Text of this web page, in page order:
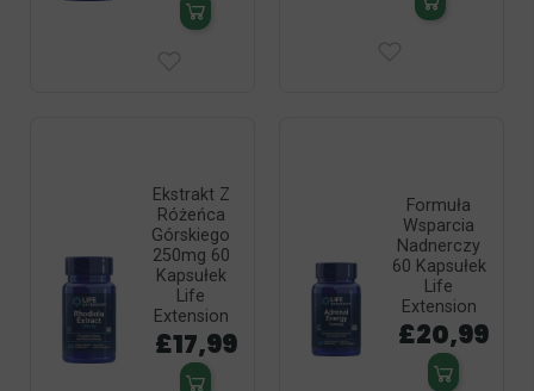
Ekstrakt Z
Różeńca
Górskiego
250mg 60
Kapsułek
Life
Extension
£17,99
Formuła
Wsparcia
Nadnerczy
60 Kapsułek
Life
Extension
£20,99